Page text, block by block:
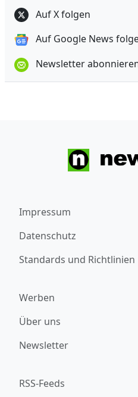
Auf X folgen
Auf Google News
Newsletter
Impressum
Datenschutz
Standards und Richtlinien
Werben
Über uns
Newsletter
RSS-Feeds